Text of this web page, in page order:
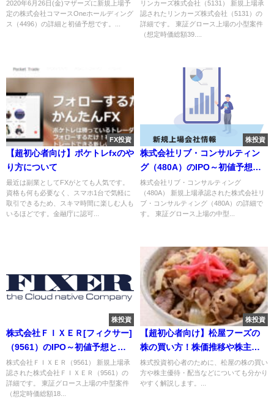
初値予想と新規上場情報～
2020年6月26日(金)マザーズに新規上場予
定の株式会社コマースOneホールディング
ス（4496）の詳細と初値予想です。...
リンカーズ株式会社（5131） 新規上場承
認されたリンカーズ株式会社（5131）の
詳細です。 東証グロース上場の小型案件
（想定時価総額39....
FX投資
【超初心者向け】ポケトレfxのや
り方について
最近は副業としてFXがとても人気です。
資格も何も必要なく、スマホ1台で気軽に
取引できるため、スキマ時間に楽しむ人も
いるほどです。金融庁に認可...
株投資
株式会社リブ・コンサルティン
グ（480A）のIPO～初値予想と
新規上場情報～
株式会社リブ・コンサルティング
（480A） 新規上場承認された株式会社リ
ブ・コンサルティング（480A）の詳細で
す。 東証グロース上場の中型...
株投資
株式会社ＦＩＸＥＲ[フィクサー]
（9561）のIPO～初値予想と新
規上場情報～
株式会社ＦＩＸＥＲ（9561） 新規上場承
認された株式会社ＦＩＸＥＲ（9561）の
詳細です。 東証グロース上場の中型案件
（想定時価総額18...
株投資
【超初心者向け】松屋フーズの
株の買い方！株価推移や株主優
待も解説
株式投資初心者のために、松屋の株の買い
方や株主優待・配当などについても分かり
やすく解説します。...